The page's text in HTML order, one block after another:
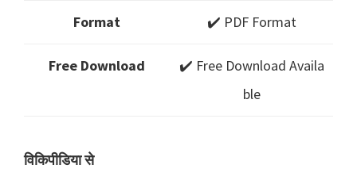
Format ✔️ PDF Format
Free Download
✔️ Free Download Availa
ble
विकिपीडिया से